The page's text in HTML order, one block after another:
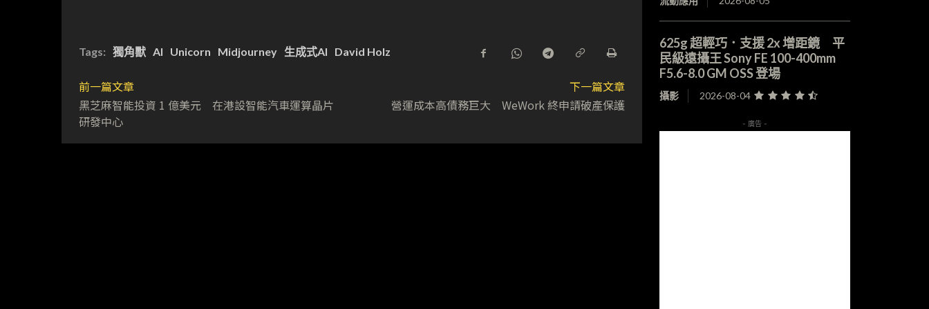
Tags: 獨角獸 AI Unicorn Midjourney 生成式AI David Holz
前一篇文章
黑芝麻智能投資 1 億美元 在港設智能汽車運算晶片
研發中心
下一篇文章
營運成本高債務巨大 WeWork 終申請破產保護
625g 超輕巧．支援 2x 增距鏡 平
民級遠攝王 Sony FE 100-400mm
F5.6-8.0 GM OSS 登場
攝影 2026-08-04
- 廣告 -